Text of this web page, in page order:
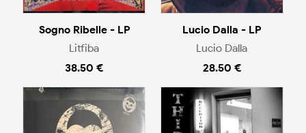
Sogno Ribelle - LP
Litfiba
38.50 €
Lucio Dalla - LP
Lucio Dalla
28.50 €